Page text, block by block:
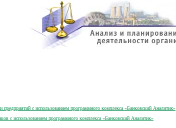
с использованием программного комплекса «Банковский Аналитик»
с использованием программного комплекса «Банковский Аналитик»